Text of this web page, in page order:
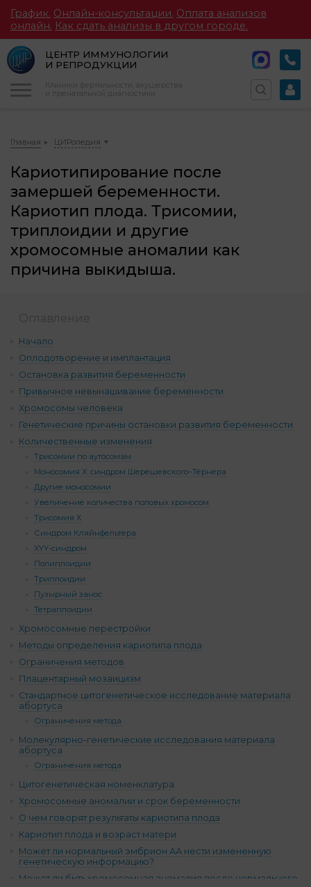
График. Онлайн-консультации. Оплата анализов
онлайн. Как сдать анализы в другом городе.
ЦЕНТР ИММУНОЛОГИИ
И РЕПРОДУКЦИИ
Клиники фертильности, акушерства
и пренатальной диагностики
Главная ЦИРопедия
Кариотипирование после
замершей беременности.
Кариотип плода. Трисомии,
триплоидии и другие
хромосомные аномалии как
причина выкидыша.
Оглавление
Начало
Оплодотворение и имплантация
Остановка развития беременности
Привычное невынашивание беременности
Хромосомы человека
Генетические причины остановки развития беременности
Количественные изменения
Трисомии по аутосомам
Моносомия Х: синдром Шерешевского–Тёрнера
Другие моносомии
Увеличение количества половых хромосом
Трисомия Х
Синдром Кляйнфельтера
XYY-синдром
Полиплоидии
Триплоидии
Пузырный занос
Тетраплоидии
Хромосомные перестройки
Методы определения кариотипа плода
Ограничения методов
Плацентарный мозаицизм
Стандартное цитогенетическое исследование материала
абортуса
Ограничения метода
Молекулярно-генетические исследования материала
абортуса
Ограничения метода
Цитогенетическая номенклатура
Хромосомные аномалии и срок беременности
О чем говорят результаты кариотипа плода
Кариотип плода и возраст матери
Может ли нормальный эмбрион АА нести измененную
генетическую информацию?
Может ли быть хромосомная аномалия после нормального